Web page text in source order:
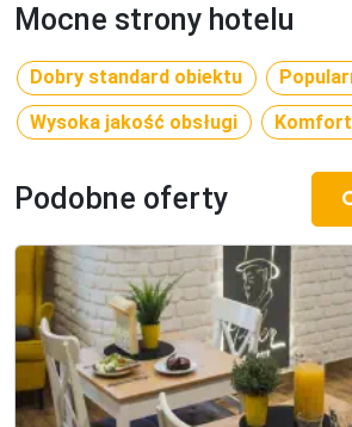
Mocne strony hotelu
Dobry standard obiektu
Wysoka jakość obsługi
Podobne oferty